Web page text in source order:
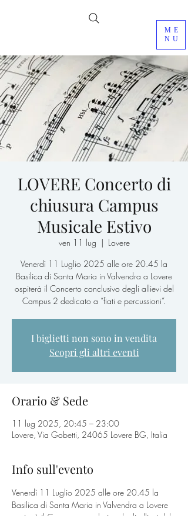
ME
NU
LOVERE Concerto di
chiusura Campus
Musicale Estivo
ven 11 lug
  |
Lovere
Venerdì 11 Luglio 2025 alle ore 20.45 la
Basilica di Santa Maria in Valvendra a Lovere
ospiterà il Concerto conclusivo degli allievi del
Campus 2 dedicato a “fiati e percussioni”.
I biglietti non sono in vendita
Scopri gli altri eventi
Orario & Sede
11 lug 2025, 20:45 – 23:00
Lovere, Via Gobetti, 24065 Lovere BG, Italia
Info sull'evento
Venerdì 11 Luglio 2025 alle ore 20.45 la
Basilica di Santa Maria in Valvendra a Lovere
ospiterà il Concerto conclusivo degli allievi del